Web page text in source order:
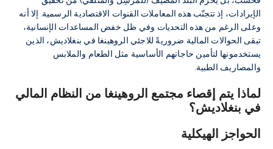
الإيرادات، إذ تتجنّب هذه المعاملات القنوات الاقتصادية الرسمية. إلا أنه
وعلى الرغم من هذه التحديات وفي ظل خفض المساعدات الإنسانية،
تبقى الحوالات المالية ضروريةً للاجئي الروهينغا في بنغلاديش، الذين
يستخدمونها لتأمين حاجاتهم الأساسية مثل الطعام والملابس
والمصاريف الطبية.
لماذا يتم إقصاء مجتمع الروهينغا من النظام المالي
في بنغلاديش؟
الحواجز الهيكلية